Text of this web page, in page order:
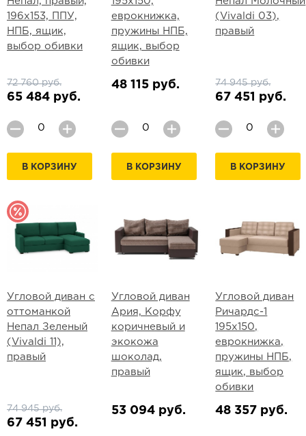
196х153, ППУ,
НПБ, ящик,
выбор обивки
72 760 руб.
65 484 руб.
В КОРЗИНУ
еврокнижка,
пружины НПБ,
ящик, выбор
обивки
48 115 руб.
В КОРЗИНУ
(Vivaldi 03),
правый
74 945 руб.
67 451 руб.
В КОРЗИНУ
Угловой диван с
оттоманкой
Непал Зеленый
(Vivaldi 11),
правый
74 945 руб.
67 451 руб.
Угловой диван
Ария, Корфу
коричневый и
экокожа
шоколад,
правый
53 094 руб.
Угловой диван
Ричардс-1
195х150,
еврокнижка,
пружины НПБ,
ящик, выбор
обивки
48 357 руб.